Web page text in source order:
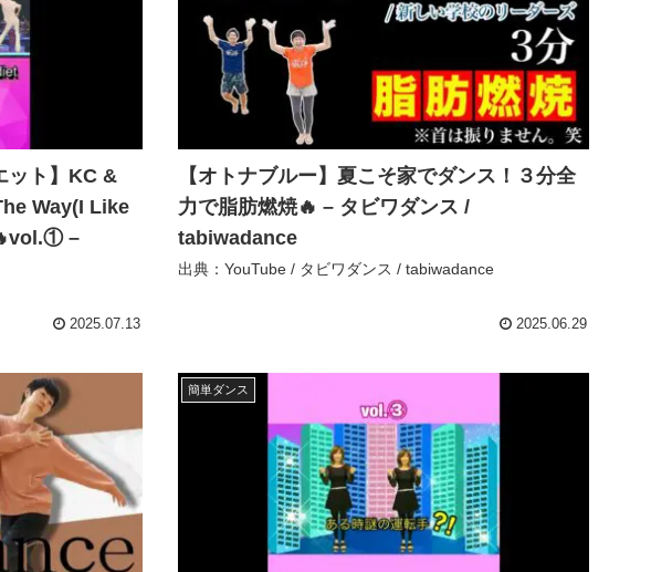
ット】KC &
Way(I Like
–
2025.07.13
【オトナブルー】夏こそ家でダンス！３分全
力で脂肪燃焼🔥 – タビワダンス /
tabiwadance
出典：YouTube / タビワダンス / tabiwadance
2025.06.29
簡単ダンス